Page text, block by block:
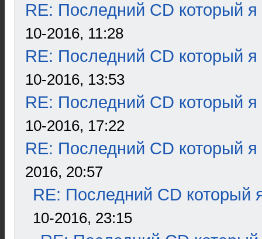
RE: Последний CD который я
10-2016, 11:28
RE: Последний CD который я
10-2016, 13:53
RE: Последний CD который я
10-2016, 17:22
RE: Последний CD который я
2016, 20:57
RE: Последний CD который
10-2016, 23:15